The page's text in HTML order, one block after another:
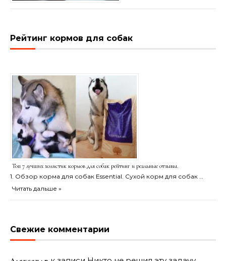
Рейтинг кормов для собак
Топ 7 лучших холистик кормов для собак рейтинг и реальные отзывы.
1. Обзор корма для собак Essential. Сухой корм для собак …
Читать дальше »
Свежие комментарии